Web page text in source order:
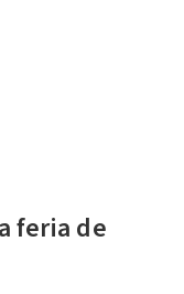
feria de